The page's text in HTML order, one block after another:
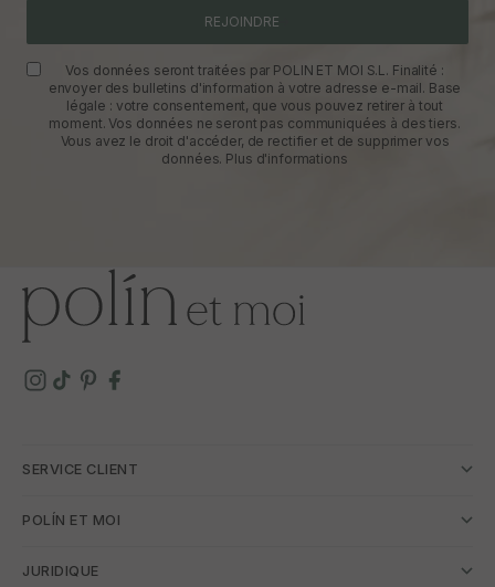
REJOINDRE
Vos données seront traitées par POLIN ET MOI S.L. Finalité :
envoyer des bulletins d'information à votre adresse e-mail. Base
légale : votre consentement, que vous pouvez retirer à tout
moment. Vos données ne seront pas communiquées à des tiers.
Vous avez le droit d'accéder, de rectifier et de supprimer vos
données. Plus d'informations
SERVICE CLIENT
POLÍN ET MOI
JURIDIQUE